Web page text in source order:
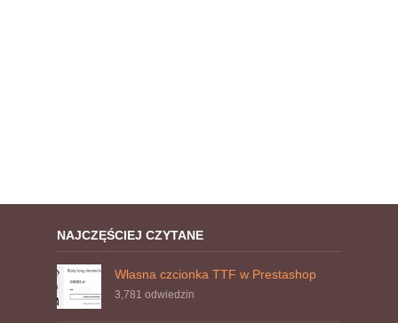
NAJCZĘŚCIEJ CZYTANE
Własna czcionka TTF w Prestashop
3,781 odwiedzin